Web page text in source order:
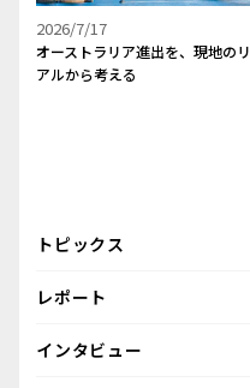
2026/7/17
オーストラリア進出を、現地のリ
アルから考える
トピックス
レポート
インタビュー